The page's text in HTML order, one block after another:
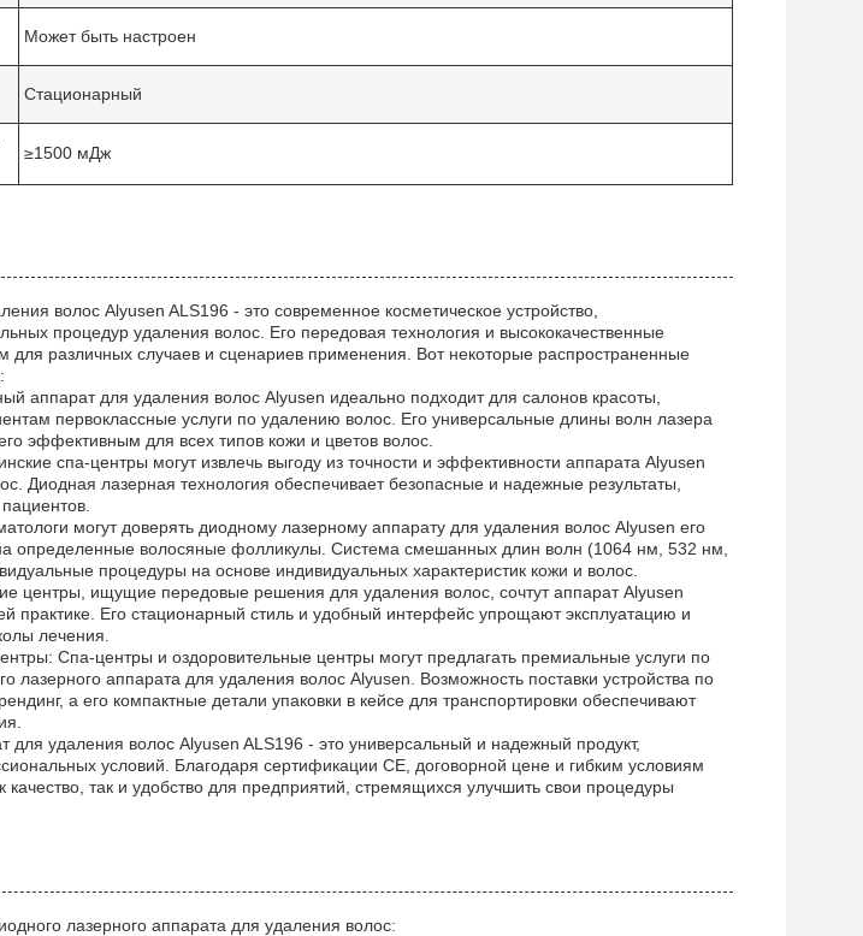
Может быть настроен
Стационарный
≥1500 мДж
волос Alyusen ALS196 - это современное косметическое устройство,
процедур удаления волос. Его передовая технология и высококачественные
различных случаев и сценариев применения. Вот некоторые распространенные
аппарат для удаления волос Alyusen идеально подходит для салонов красоты,
первоклассные услуги по удалению волос. Его универсальные длины волн лазера
эффективным для всех типов кожи и цветов волос.
спа-центры могут извлечь выгоду из точности и эффективности аппарата Alyusen
Диодная лазерная технология обеспечивает безопасные и надежные результаты,
могут доверять диодному лазерному аппарату для удаления волос Alyusen его
на определенные волосяные фолликулы. Система смешанных длин волн (1064 нм, 532 нм,
процедуры на основе индивидуальных характеристик кожи и волос.
центры, ищущие передовые решения для удаления волос, сочтут аппарат Alyusen
практике. Его стационарный стиль и удобный интерфейс упрощают эксплуатацию и
лечения.
Спа-центры и оздоровительные центры могут предлагать премиальные услуги по
аппарата для удаления волос Alyusen. Возможность поставки устройства по
а его компактные детали упаковки в кейсе для транспортировки обеспечивают
удаления волос Alyusen ALS196 - это универсальный и надежный продукт,
условий. Благодаря сертификации CE, договорной цене и гибким условиям
качество, так и удобство для предприятий, стремящихся улучшить свои процедуры
лазерного аппарата для удаления волос: